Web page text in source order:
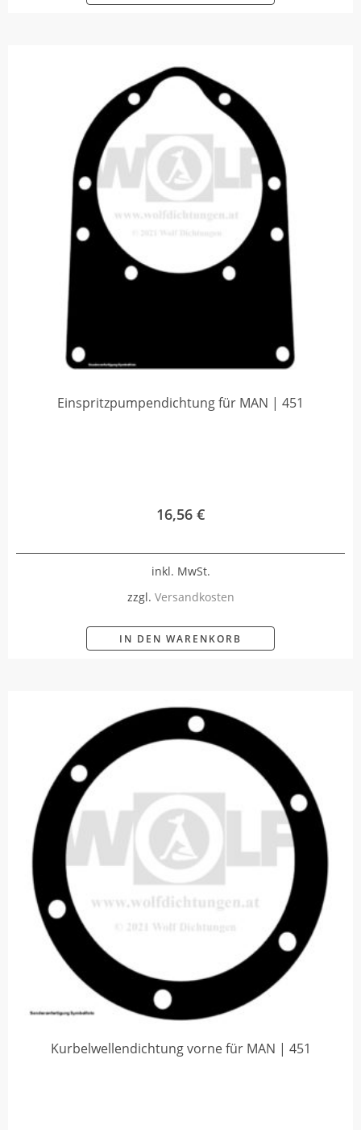
Einspritzpumpendichtung für MAN | 451
16,56 €
inkl. MwSt.
zzgl. Versandkosten
IN DEN WARENKORB
Kurbelwellendichtung vorne für MAN | 451